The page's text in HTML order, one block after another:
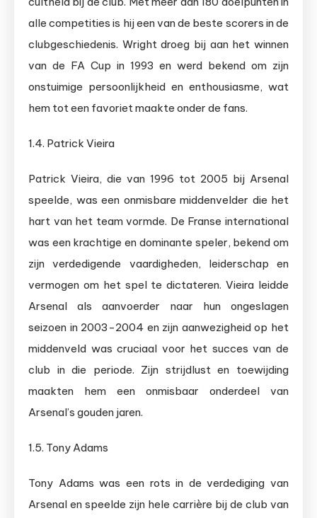
alle competities is hij een van de beste scorers in de
clubgeschiedenis. Wright droeg bij aan het winnen
van de FA Cup in 1993 en werd bekend om zijn
onstuimige persoonlijkheid en enthousiasme, wat
hem tot een favoriet maakte onder de fans.
1.4. Patrick Vieira
Patrick Vieira, die van 1996 tot 2005 bij Arsenal
speelde, was een onmisbare middenvelder die het
hart van het team vormde. De Franse international
was een krachtige en dominante speler, bekend om
zijn verdedigende vaardigheden, leiderschap en
vermogen om het spel te dictateren. Vieira leidde
Arsenal als aanvoerder naar hun ongeslagen
seizoen in 2003-2004 en zijn aanwezigheid op het
middenveld was cruciaal voor het succes van de
club in die periode. Zijn strijdlust en toewijding
maakten hem een onmisbaar onderdeel van
Arsenal’s gouden jaren.
1.5. Tony Adams
Tony Adams was een rots in de verdediging van
Arsenal en speelde zijn hele carrière bij de club van